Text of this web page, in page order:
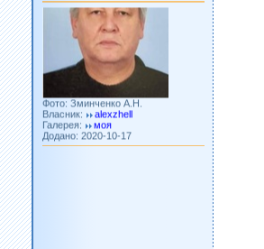
Фото: Зминченко А.Н.
Власник:
alexzhell
Галерея:
моя
Додано: 2020-10-17